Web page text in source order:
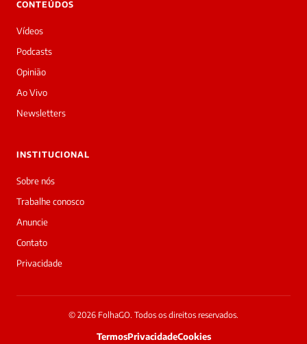
CONTEÚDOS
Vídeos
Podcasts
Opinião
Ao Vivo
Newsletters
INSTITUCIONAL
Sobre nós
Trabalhe conosco
Anuncie
Contato
Privacidade
© 2026 FolhaGO. Todos os direitos reservados.
TermosPrivacidadeCookies